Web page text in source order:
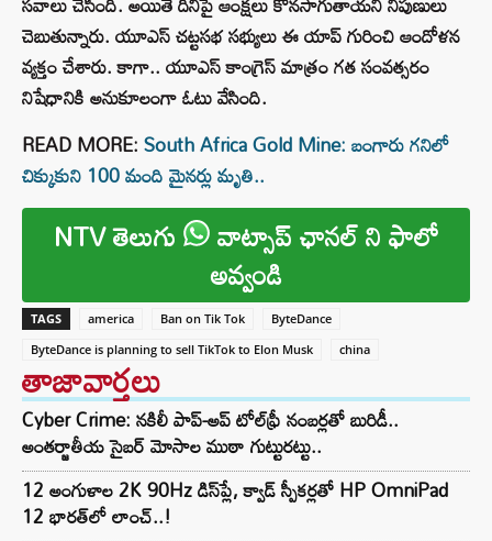
చెబుతున్నారు. యూఎస్ చట్టసభ సభ్యులు ఈ యాప్ గురించి ఆందోళన
వ్యక్తం చేశారు. కాగా.. యూఎస్ కాంగ్రెస్ మాత్రం గత సంవత్సరం
నిషేధానికి అనుకూలంగా ఓటు వేసింది.
READ MORE:South Africa Gold Mine: బంగారు గనిలో
చిక్కుకుని 100 మంది మైనర్లు మృతి..
NTV తెలుగు వాట్సాప్ ఛానల్ ని ఫాలో
అవ్వండి
TAGS america Ban on Tik Tok
ByteDance
ByteDance is planning to sell TikTok to Elon Musk
china
తాజావార్తలు
Cyber Crime: నకిలీ పాప్-అప్ టోల్‌ఫ్రీ నంబర్లతో బురిడీ..
అంతర్జాతీయ సైబర్ మోసాల ముఠా గుట్టురట్టు..
12 అంగుళాల 2K 90Hz డిస్‌ప్లే, క్వాడ్ స్పీకర్లతో HP OmniPad
12 భారత్‌లో లాంచ్..!